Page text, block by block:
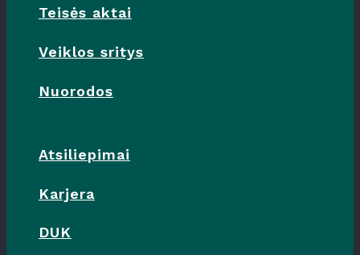
Teisės aktai
Veiklos sritys
Nuorodos
Atsiliepimai
Karjera
DUK